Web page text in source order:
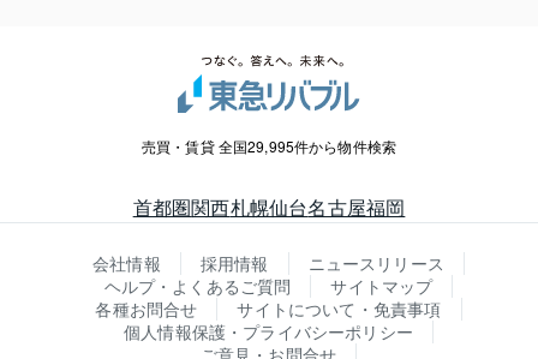
売買・賃貸 全国29,995件から物件検索
首都圏関西札幌仙台名古屋福岡
会社情報 採用情報
ニュースリリース
ヘルプ・よくあるご質問
サイトマップ
各種お問合せ
サイトについて・免責事項
個人情報保護・プライバシーポリシー
ご意見・お問合せ